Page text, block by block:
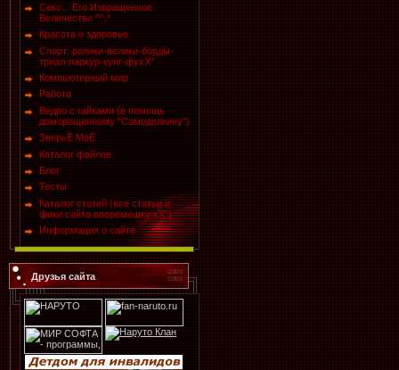
Секс... Его Извращенное
Величество ^^,*
Красота и здоровье
Спорт: ролики-велики-борды-
триал-паркур-кунг-фухХ"
Компьютерный мир
Работа
Ведро с гайками (в помощь
доморощенному "Самоделкину")
ЗверьЁ МоЁ
Каталог файлов
Блог
Тесты
Каталог статей (все статьи и
фики сайта вперемешку хХ")
Информация о сайте
Друзья сайта